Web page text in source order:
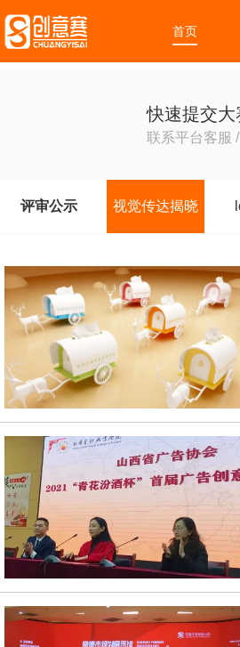
首页
快速提交
联系平台客服
评审公示 视觉传达揭晓